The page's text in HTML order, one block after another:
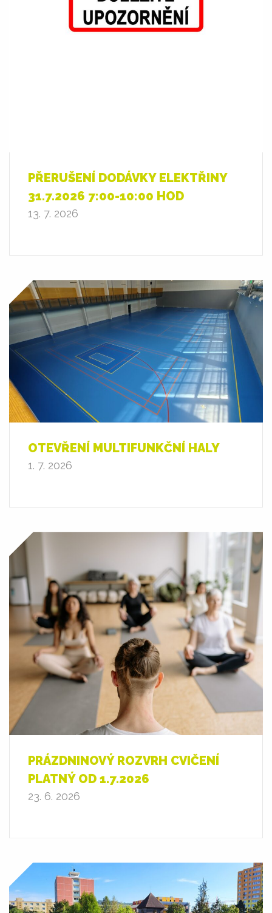
PŘERUŠENÍ DODÁVKY ELEKTŘINY
31.7.2026 7:00-10:00 HOD
13. 7. 2026
OTEVŘENÍ MULTIFUNKČNÍ HALY
1. 7. 2026
PRÁZDNINOVÝ ROZVRH CVIČENÍ
PLATNÝ OD 1.7.2026
23. 6. 2026